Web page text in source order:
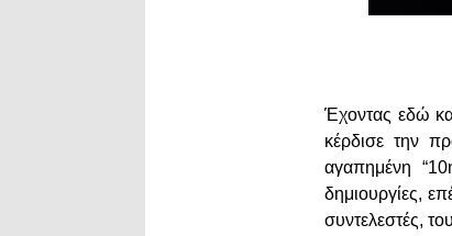
Έχοντας εδώ
κέρδισε την
αγαπημένη
δημιουργίες,
συντελεστές,